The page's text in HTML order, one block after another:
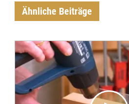
Ähnliche Beiträge